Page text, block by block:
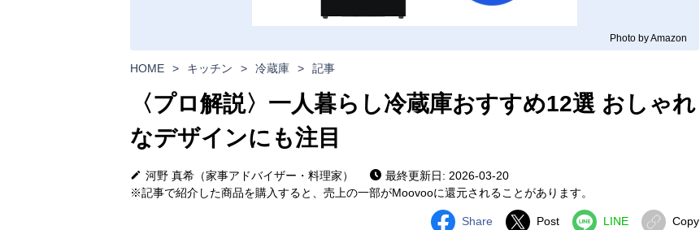
Photo by Amazon
HOME > キッチン > 冷蔵庫 > 記事
〈プロ解説〉一人暮らし冷蔵庫おすすめ12選 おしゃれ
なデザインにも注目
河野 真希（家事アドバイザー・料理家）
最終更新日: 2026-03-20
※記事で紹介した商品を購入すると、売上の一部がMoovooに還元されることがあります。
Share Post LINE Copy